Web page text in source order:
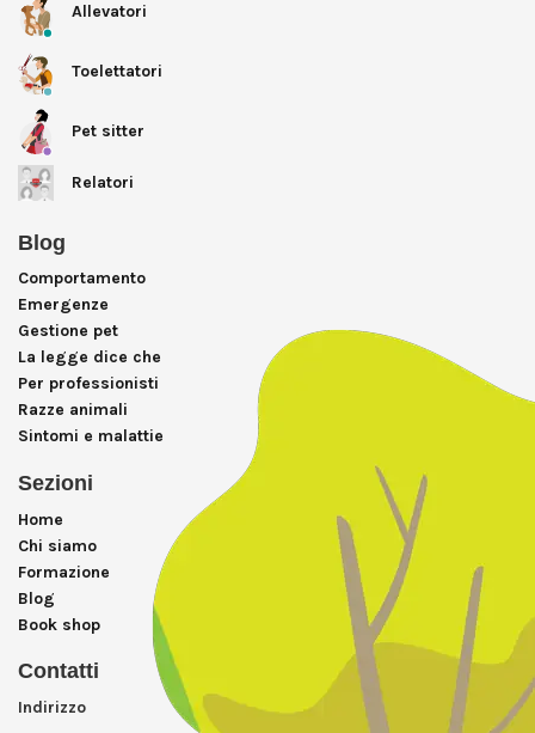
Allevatori
Toelettatori
Pet sitter
Relatori
Blog
Comportamento
Emergenze
Gestione pet
La legge dice che
Per professionisti
Razze animali
Sintomi e malattie
Sezioni
Home
Chi siamo
Formazione
Blog
Book shop
Contatti
Indirizzo